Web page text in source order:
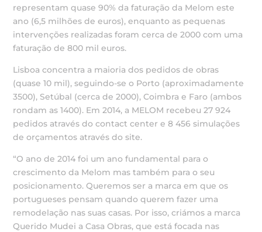
representam quase 90% da faturação da Melom este
ano (6,5 milhões de euros), enquanto as pequenas
intervenções realizadas foram cerca de 2000 com uma
faturação de 800 mil euros.
Lisboa concentra a maioria dos pedidos de obras
(quase 10 mil), seguindo-se o Porto (aproximadamente
3500), Setúbal (cerca de 2000), Coimbra e Faro (ambos
rondam as 1400). Em 2014, a MELOM recebeu 27 924
pedidos através do contact center e 8 456 simulações
de orçamentos através do site.
“O ano de 2014 foi um ano fundamental para o
crescimento da Melom mas também para o seu
posicionamento. Queremos ser a marca em que os
portugueses pensam quando querem fazer uma
remodelação nas suas casas. Por isso, criámos a marca
Querido Mudei a Casa Obras, que está focada nas